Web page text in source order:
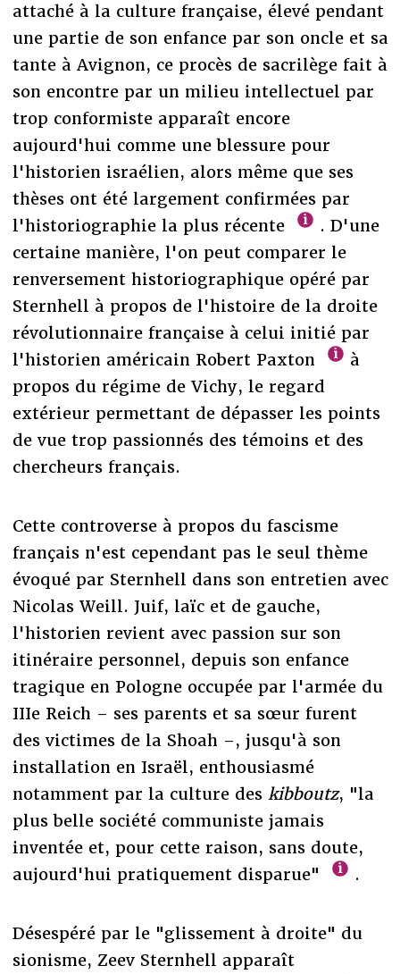
attaché à la culture française, élevé pendant
une partie de son enfance par son oncle et sa
tante à Avignon, ce procès de sacrilège fait à
son encontre par un milieu intellectuel par
trop conformiste apparaît encore
aujourd'hui comme une blessure pour
l'historien israélien, alors même que ses
thèses ont été largement confirmées par
l'historiographie la plus récente
. D'une
certaine manière, l'on peut comparer le
renversement historiographique opéré par
Sternhell à propos de l'histoire de la droite
révolutionnaire française à celui initié par
l'historien américain Robert Paxton
à
propos du régime de Vichy, le regard
extérieur permettant de dépasser les points
de vue trop passionnés des témoins et des
chercheurs français.
Cette controverse à propos du fascisme
français n'est cependant pas le seul thème
évoqué par Sternhell dans son entretien avec
Nicolas Weill. Juif, laïc et de gauche,
l'historien revient avec passion sur son
itinéraire personnel, depuis son enfance
tragique en Pologne occupée par l'armée du
IIIe Reich – ses parents et sa sœur furent
des victimes de la Shoah –, jusqu'à son
installation en Israël, enthousiasmé
notamment par la culture des kibboutz, "la
plus belle société communiste jamais
inventée et, pour cette raison, sans doute,
aujourd'hui pratiquement disparue"
.
Désespéré par le "glissement à droite" du
sionisme, Zeev Sternhell apparaît